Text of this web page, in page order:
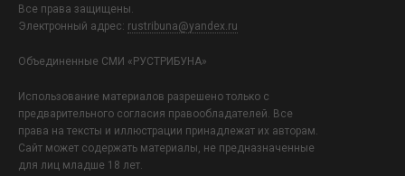
Все права защищены.
Электронный адрес: rustribuna@yandex.ru
Объединенные СМИ «РУСТРИБУНА»
Использование материалов разрешено только с
предварительного согласия правообладателей. Все
права на тексты и иллюстрации принадлежат их авторам.
Сайт может содержать материалы, не предназначенные
для лиц младше 18 лет.